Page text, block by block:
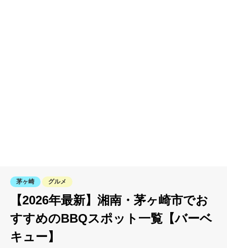
茅ヶ崎 グルメ
【2026年最新】湘南・茅ヶ崎市でお
すすめのBBQスポット一覧【バーベ
キュー】